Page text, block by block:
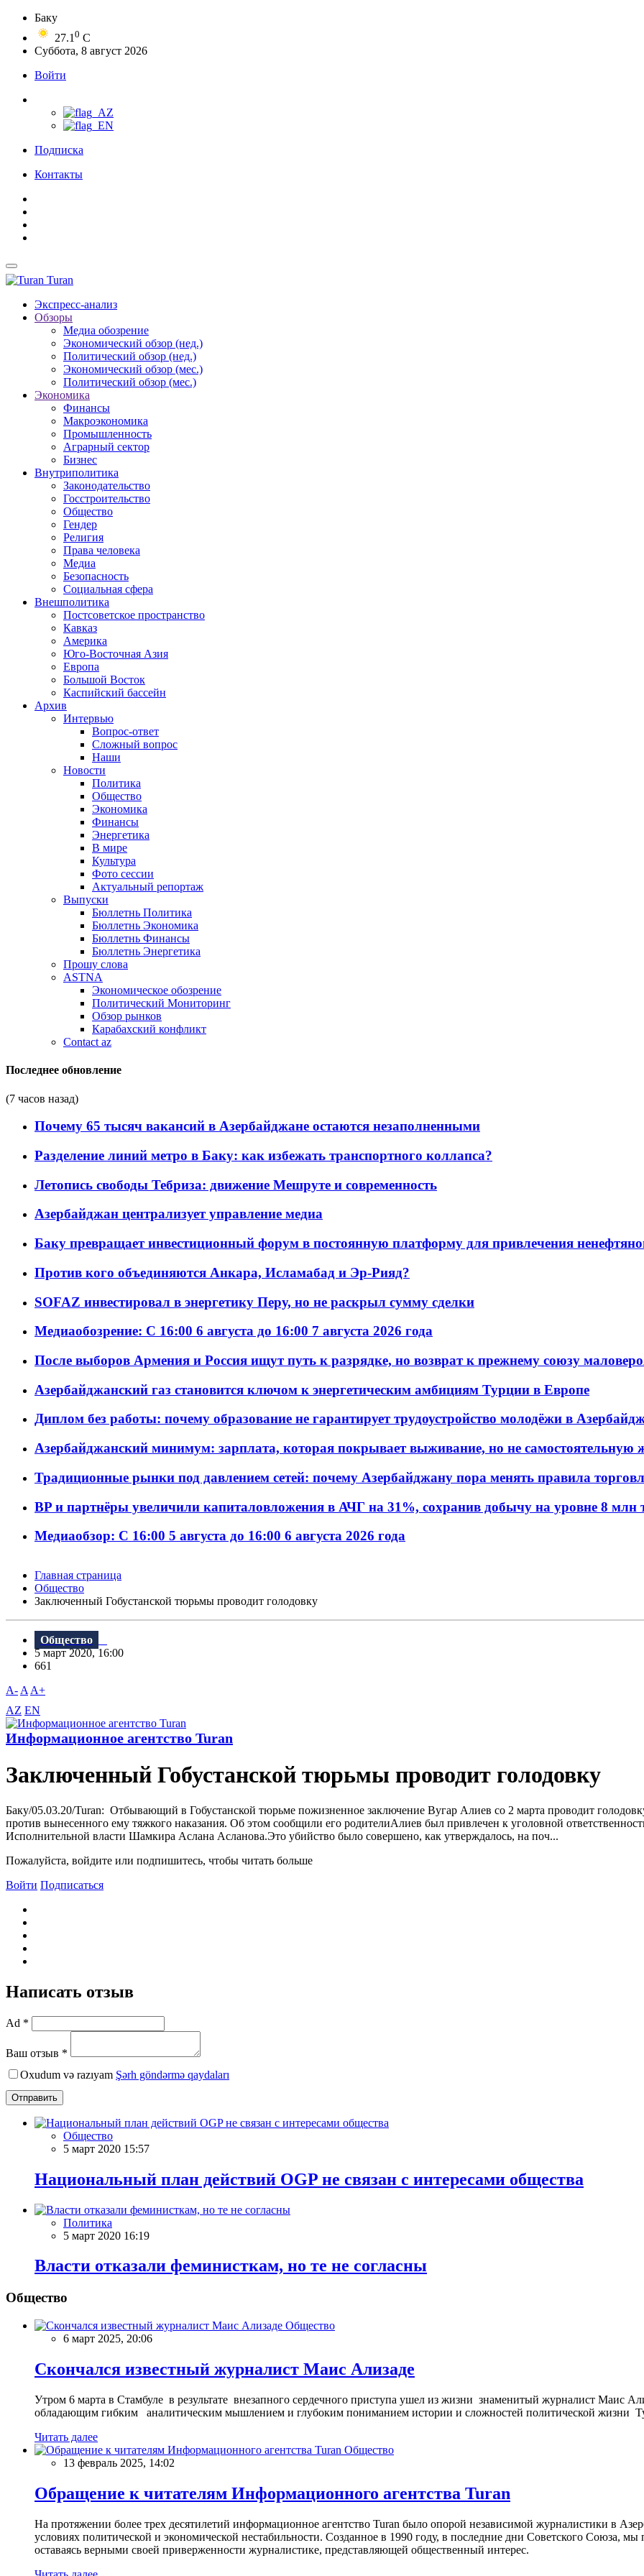
Баку
27.1 0 C
Суббота, 8 август 2026
Войти
Подписка
Контакты
Turan
Экспресс-анализ
Обзоры
Медиа обозрение
Экономический обзор (нед.)
Политический обзор (нед.)
Экономический обзор (мес.)
Политический обзор (мес.)
Экономика
Финансы
Макроэкономика
Промышленность
Аграрный сектор
Бизнес
Внутриполитика
Законодательство
Госстроительство
Общество
Гендер
Религия
Права человека
Медиа
Безопасность
Социальная сфера
Внешполитика
Постсоветское пространство
Кавказ
Америка
Юго-Восточная Азия
Европа
Большой Восток
Каспийский бассейн
Архив
Интервью
Вопрос-ответ
Сложный вопрос
Наши
Новости
Политика
Общество
Экономика
Финансы
Энергетика
В мире
Культура
Фото сессии
Актуальный репортаж
Выпуски
Бюллетнь Политика
Бюллетнь Экономика
Бюллетнь Финансы
Бюллетнь Энергетика
Прошу слова
ASTNA
Экономическое обозрение
Политический Мониторинг
Обзор рынков
Карабахский конфликт
Contact az
Последнее обновление
(7 часов назад)
Почему 65 тысяч вакансий в Азербайджане остаются незаполненными
Разделение линий метро в Баку: как избежать транспортного коллапса?
Летопись свободы Тебриза: движение Мешруте и современность
Азербайджан централизует управление медиа
Баку превращает инвестиционный форум в постоянную платформу для привлечения
Против кого объединяются Анкара, Исламабад и Эр-Рияд?
SOFAZ инвестировал в энергетику Перу, но не раскрыл сумму сделки
Медиаобозрение: С 16:00 6 августа до 16:00 7 августа 2026 года
После выборов Армения и Россия ищут путь к разрядке, но возврат к прежнему союзу
Азербайджанский газ становится ключом к энергетическим амбициям Турции в Европе
Диплом без работы: почему образование не гарантирует трудоустройство молодёжи в
Азербайджанский минимум: зарплата, которая покрывает выживание, но не самостоятельную
Традиционные рынки под давлением сетей: почему Азербайджану пора менять правила
BP и партнёры увеличили капиталовложения в АЧГ на 31%, сохранив добычу на уровне 8 млн
Медиаобзор: С 16:00 5 августа до 16:00 6 августа 2026 года
Главная страница
Общество
Заключенный Гобустанской тюрьмы проводит голодовку
Общество
5 март 2020, 16:00
661
A- A A+
AZ EN
Информационное агентство Turan
Заключенный Гобустанской тюрьмы проводит голодовку
Баку/05.03.20/Turan: Отбывающий в Гобустанской тюрьме пожизненное заключение Вугар Алиев со 2 марта проводит
против вынесенного ему тяжкого наказания. Об этом сообщили его родителиАлиев был привлечен к уголовной
Исполнительной власти Шамкира Аслана Асланова.Это убийство было совершено, как утверждалось, на поч...
Пожалуйста, войдите или подпишитесь, чтобы читать больше
Войти Подписаться
Написать отзыв
Ad *
Ваш отзыв *
Oxudum və razıyam Şərh göndərmə qaydaları
Отправить
Общество
5 март 2020 15:57
Национальный план действий OGP не связан с интересами общества
Политика
5 март 2020 16:19
Власти отказали феминисткам, но те не согласны
Общество
Общество
6 март 2025, 20:06
Скончался известный журналист Маис Ализаде
Утром 6 марта в Стамбуле в результате внезапного сердечного приступа ушел из жизни знаменитый журналист Маис
обладающим гибким аналитическим мышлением и глубоким пониманием истории и сложностей политической жизни
Читать далее
Общество
13 февраль 2025, 14:02
Обращение к читателям Информационного агентства Turan
На протяжении более трех десятилетий информационное агентство Turan было опорой независимой журналистики в
условиях политической и экономической нестабильности. Созданное в 1990 году, в последние дни Советского Союза,
оставаясь верными своей приверженности журналистике, представляющей общественный интерес.